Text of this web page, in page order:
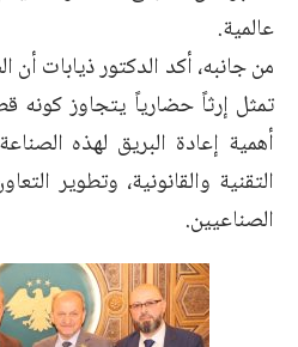
عالمية.
من جانبه، أكد الدكتور ذيابات
تمثل إرثاً حضارياً يتجاوز كونه
أهمية إعادة البريق لهذه
التقنية والقانونية، وتطوير
الصناعيين.